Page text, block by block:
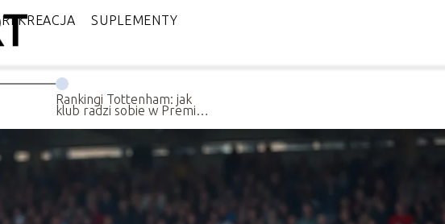
REKREACJA SUPLEMENTY
Rankingi Tottenham: jak
klub radzi sobie w Premier